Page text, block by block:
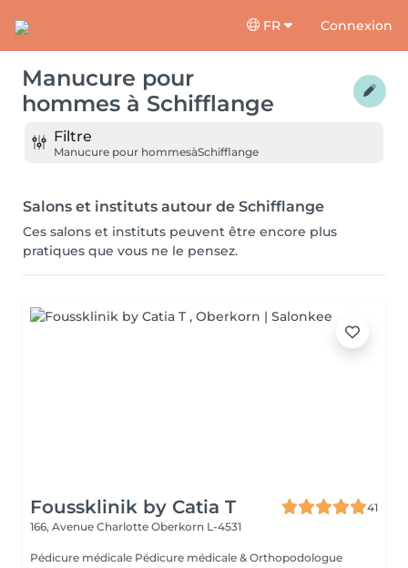
FR Connexion
Manucure pour
hommes à Schifflange
Filtre
Manucure pour hommesàSchifflange
Salons et instituts autour de Schifflange
Ces salons et instituts peuvent être encore plus
pratiques que vous ne le pensez.
Foussklinik by Catia T
41
166, Avenue Charlotte Oberkorn L-4531
Pédicure médicale Pédicure médicale & Orthopodologue